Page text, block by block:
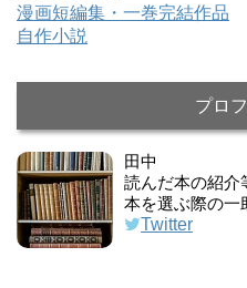
漫画短編集・一巻完結作品
自作小説
プロ
田中
読んだ本の紹介
本を選ぶ際の一
Twitter